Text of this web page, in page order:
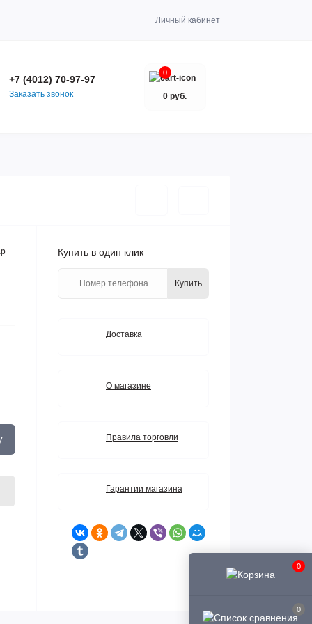
0
0
Личный кабинет
+7 (4012) 70-97-97
Заказать звонок
0
0 руб.
Купить в один клик
Купить
Доставка
О магазине
Правила торговли
Гарантии магазина